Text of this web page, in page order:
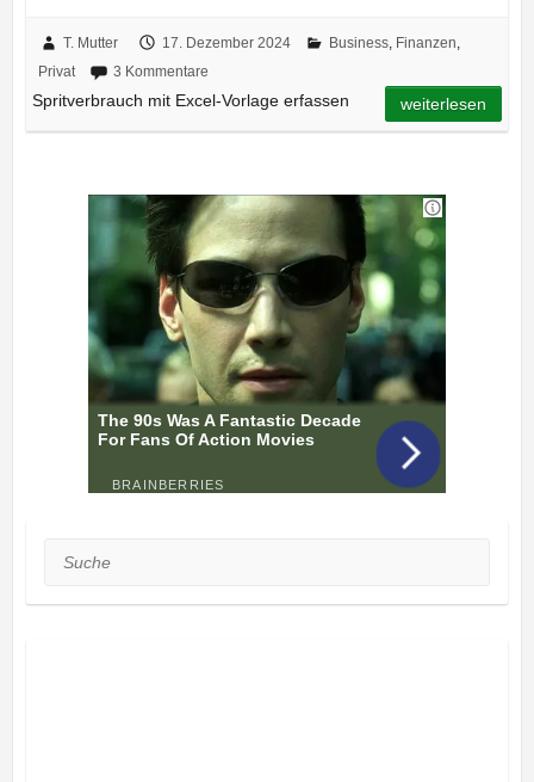
T. Mutter 17. Dezember 2024 Business, Finanzen,
Privat
3 Kommentare
Spritverbrauch mit Excel-Vorlage erfassen weiterlesen
Suche